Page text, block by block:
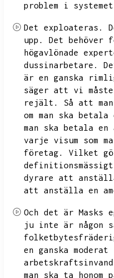
problem i
Det exploateras.
upp.
Det behöver
högavlönade
dussinarbetare.
är en ganska
säger att vi
rejält.
Så att
om man ska betala
man ska betala
varje visum som
företag.
Vilket
dyrare att
att anställa en
Och det är Masks
ju inte är någon
en ganska moderat
man ska ta honom